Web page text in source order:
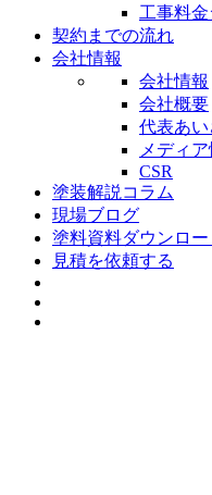
工事料
契約までの流れ
会社情報
会社情報
会社概要
代表あい
メディ
CSR
塗装解説コラム
現場ブログ
塗料資料ダウンロー
見積を依頼する